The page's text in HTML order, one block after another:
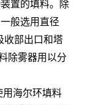
置的填料。除
般选用直径
收部出口和塔
除雾器用以分
用海尔环填料